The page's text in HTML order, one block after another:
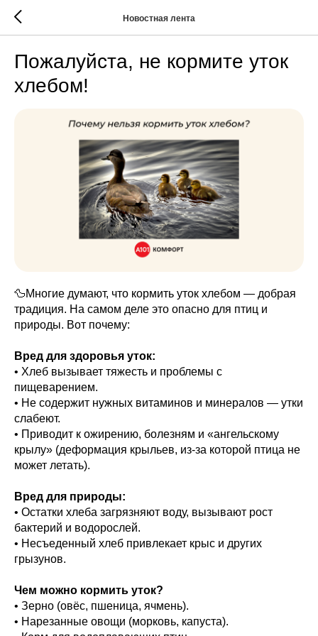
Новостная лента
Пожалуйста, не кормите уток
хлебом!
🦆Многие думают, что кормить уток хлебом — добрая
традиция. На самом деле это опасно для птиц и
природы. Вот почему:
Вред для здоровья уток:
• Хлеб вызывает тяжесть и проблемы с
пищеварением.
• Не содержит нужных витаминов и минералов — утки
слабеют.
• Приводит к ожирению, болезням и «ангельскому
крылу» (деформация крыльев, из-за которой птица не
может летать).
Вред для природы:
• Остатки хлеба загрязняют воду, вызывают рост
бактерий и водорослей.
• Несъеденный хлеб привлекает крыс и других
грызунов.
Чем можно кормить уток?
• Зерно (овёс, пшеница, ячмень).
• Нарезанные овощи (морковь, капуста).